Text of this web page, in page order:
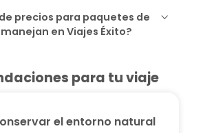
precios para paquetes de
en Viajes Éxito?
para tu viaje
el entorno natural